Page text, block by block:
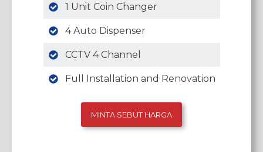
1 Unit Coin Changer
4 Auto Dispenser
CCTV 4 Channel
Full Installation and Renovation
MINTA SEBUT HARGA